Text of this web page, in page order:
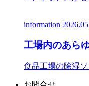
information
工場内のあら
食品工場の除湿
お問合せ